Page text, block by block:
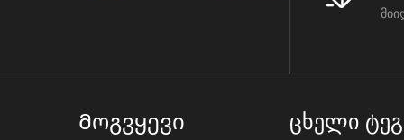
Მოგვყევი Ცხელი